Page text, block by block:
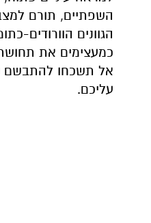
השפתיים, תורם
הגוונים הוורודים-
כמעצימים את
אל תשכחו להתבשם
עליכם.